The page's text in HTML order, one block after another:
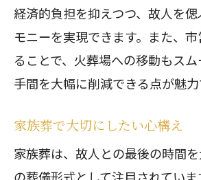
前橋市の家族葬で時間
情感豊かなセレモニー
家族との絆を深める家
手間を省いた家族葬の成
心温まる場所での葬儀の
前橋市の家族葬で故人を心か
最後の別れの場を特別
経済的負担を抑えつつ、故人を
モニーを実現できます。また、
ることで、火葬場への移動もス
手間を大幅に削減できる点が魅力
家族葬で大切にしたい心構え
家族葬は、故人との最後の時間